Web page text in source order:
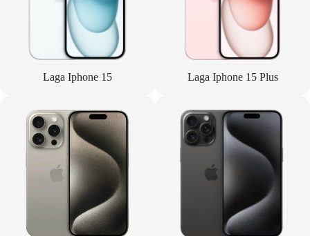
Laga Iphone 15 Laga Iphone 15 Plus